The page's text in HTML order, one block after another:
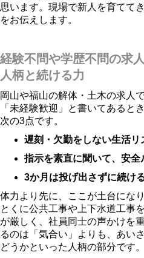
思います。現場で新人を育てて
をお伝えします。
経験不問や学歴不問の求
人柄と続ける力
岡山や福山の解体・土木の求人
「未経験歓迎」と書いてあると
次の3点です。
遅刻・欠勤をしない生活リ
指示を素直に聞いて、安全
3か月は投げ出さずに続け
体力より先に、ここが土台になり
とくに公共工事や上下水道工事
が厳しく、社員同士の声かけを
るのは「気合い」よりも、あい
どうかといった人柄の部分です。